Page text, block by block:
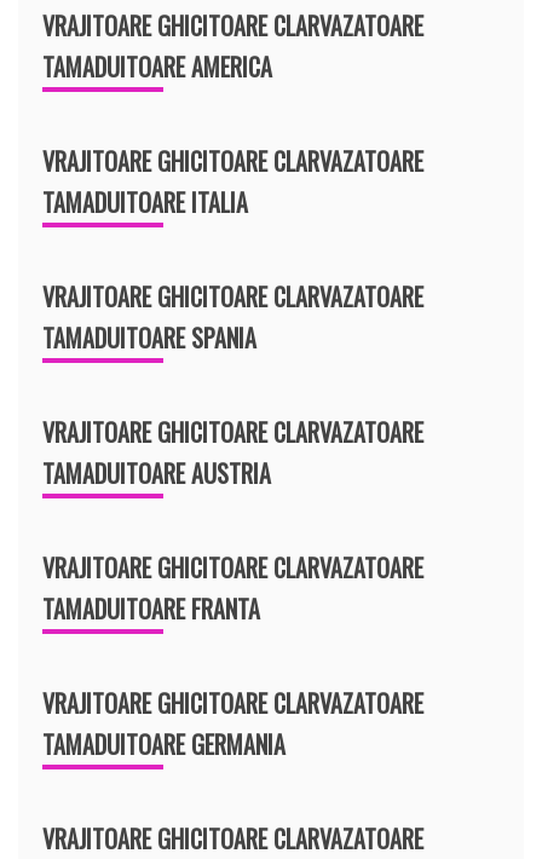
VRAJITOARE GHICITOARE CLARVAZATOARE
TAMADUITOARE AMERICA
VRAJITOARE GHICITOARE CLARVAZATOARE
TAMADUITOARE ITALIA
VRAJITOARE GHICITOARE CLARVAZATOARE
TAMADUITOARE SPANIA
VRAJITOARE GHICITOARE CLARVAZATOARE
TAMADUITOARE AUSTRIA
VRAJITOARE GHICITOARE CLARVAZATOARE
TAMADUITOARE FRANTA
VRAJITOARE GHICITOARE CLARVAZATOARE
TAMADUITOARE GERMANIA
VRAJITOARE GHICITOARE CLARVAZATOARE